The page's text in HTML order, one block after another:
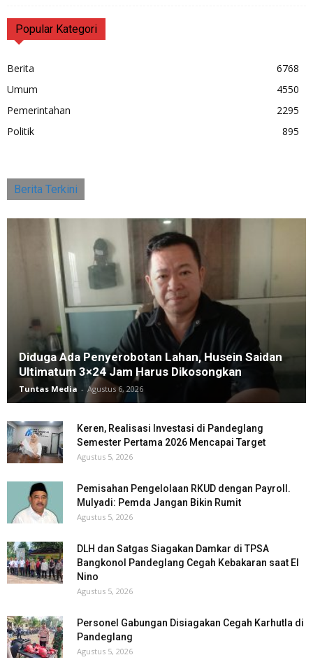
Popular Kategori
Berita
6768
Umum
4550
Pemerintahan
2295
Politik
895
Berita Terkini
Diduga Ada Penyerobotan Lahan, Husein Saidan
Ultimatum 3×24 Jam Harus Dikosongkan
Tuntas Media - Agustus 6, 2026
Keren, Realisasi Investasi di Pandeglang
Semester Pertama 2026 Mencapai Target
Agustus 5, 2026
Pemisahan Pengelolaan RKUD dengan Payroll.
Mulyadi: Pemda Jangan Bikin Rumit
Agustus 5, 2026
DLH dan Satgas Siagakan Damkar di TPSA
Bangkonol Pandeglang Cegah Kebakaran saat El
Nino
Agustus 5, 2026
Personel Gabungan Disiagakan Cegah Karhutla di
Pandeglang
Agustus 5, 2026